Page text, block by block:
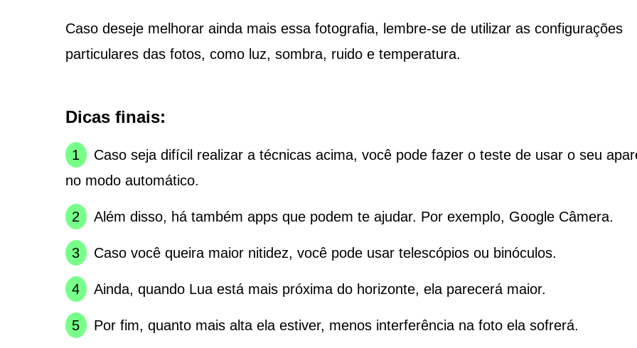
Caso deseje melhorar ainda mais essa fotografia, lembre-se de utilizar as configurações
particulares das fotos, como luz, sombra, ruido e temperatura.
Dicas finais:
Caso seja difícil realizar a técnicas acima, você pode fazer o teste de usar o seu
no modo automático.
Além disso, há também apps que podem te ajudar. Por exemplo, Google Câmera.
Caso você queira maior nitidez, você pode usar telescópios ou binóculos.
Ainda, quando Lua está mais próxima do horizonte, ela parecerá maior.
Por fim, quanto mais alta ela estiver, menos interferência na foto ela sofrerá.